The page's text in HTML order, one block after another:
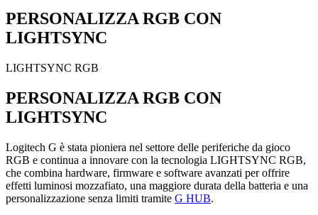
PERSONALIZZA RGB CON
LIGHTSYNC
LIGHTSYNC RGB
PERSONALIZZA RGB CON
LIGHTSYNC
Logitech G è stata pioniera nel settore delle periferiche da gioco
RGB e continua a innovare con la tecnologia LIGHTSYNC RGB,
che combina hardware, firmware e software avanzati per offrire
effetti luminosi mozzafiato, una maggiore durata della batteria e una
personalizzazione senza limiti tramite G HUB.